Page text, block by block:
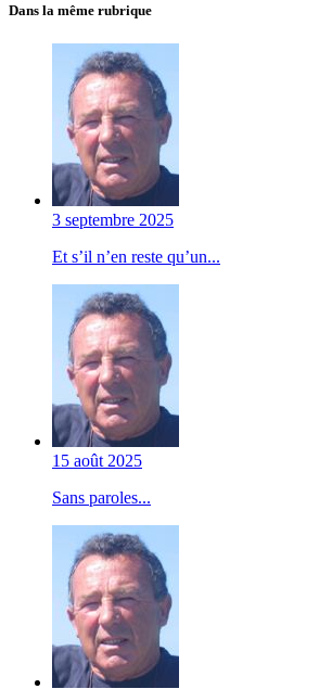
Dans la même rubrique
3 septembre 2025
Et s’il n’en reste qu’un...
15 août 2025
Sans paroles...